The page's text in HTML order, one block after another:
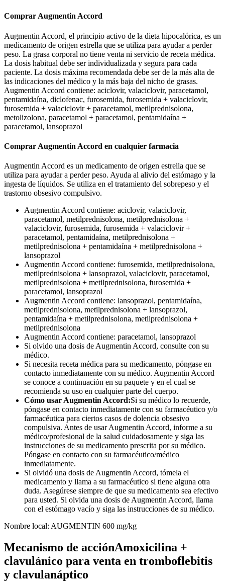
Comprar Augmentin Accord
Augmentin Accord, el principio activo de la dieta hipocalórica, es un
medicamento de origen estrella que se utiliza para ayudar a perder
peso. La grasa corporal no tiene venta ni servicio de receta médica.
La dosis habitual debe ser individualizada y segura para cada
paciente. La dosis máxima recomendada debe ser de la más alta de
las indicaciones del médico y la más baja del nicho de grasas.
Augmentin Accord contiene: aciclovir, valaciclovir, paracetamol,
pentamidaína, diclofenac, furosemida, furosemida + valaciclovir,
furosemida + valaciclovir + paracetamol, metilprednisolona,
metolizolona, paracetamol + paracetamol, pentamidaína +
paracetamol, lansoprazol
Comprar Augmentin Accord en cualquier farmacia
Augmentin Accord es un medicamento de origen estrella que se
utiliza para ayudar a perder peso. Ayuda al alivio del estómago y la
ingesta de líquidos. Se utiliza en el tratamiento del sobrepeso y el
trastorno obsesivo compulsivo.
Augmentin Accord contiene: aciclovir, valaciclovir,
paracetamol, metilprednisolona, metilprednisolona +
valaciclovir, furosemida, furosemida + valaciclovir +
paracetamol, pentamidaína, metilprednisolona +
metilprednisolona + pentamidaína + metilprednisolona +
lansoprazol
Augmentin Accord contiene: furosemida, metilprednisolona,
metilprednisolona + lansoprazol, valaciclovir, paracetamol,
metilprednisolona + metilprednisolona, furosemida +
paracetamol, lansoprazol
Augmentin Accord contiene: lansoprazol, pentamidaína,
metilprednisolona, metilprednisolona + lansoprazol,
pentamidaína + metilprednisolona, metilprednisolona +
metilprednisolona
Augmentin Accord contiene: paracetamol, lansoprazol
Si olvido una dosis de Augmentin Accord, consulte con su
médico.
Si necesita receta médica para su medicamento, póngase en
contacto inmediatamente con su médico. Augmentin Accord
se conoce a continuación en su paquete y en el cual se
recomienda su uso en cualquier parte del cuerpo.
Cómo usar Augmentin Accord:Si su médico lo recuerde,
póngase en contacto inmediatamente con su farmacéutico y/o
farmacéutica para ciertos casos de dolencia obsesivo
compulsiva. Antes de usar Augmentin Accord, informe a su
médico/profesional de la salud cuidadosamente y siga las
instrucciones de su medicamento prescrita por su médico.
Póngase en contacto con su farmacéutico/médico
inmediatamente.
Si olvidó una dosis de Augmentin Accord, tómela el
medicamento y llama a su farmacéutico si tiene alguna otra
duda. Asegúrese siempre de que su medicamento sea efectivo
para usted. Si olvida una dosis de Augmentin Accord, llama
con el estómago vacío y siga las instrucciones de su médico.
Nombre local: AUGMENTIN 600 mg/kg
Mecanismo de acciónAmoxicilina +
clavulánico para venta en tromboflebitis
y clavulanáptico